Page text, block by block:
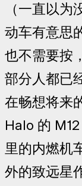
（一直以
动车有意思
也不需要按
部分人都已
在畅想将来
Halo 的
里的内燃机
外的致远星